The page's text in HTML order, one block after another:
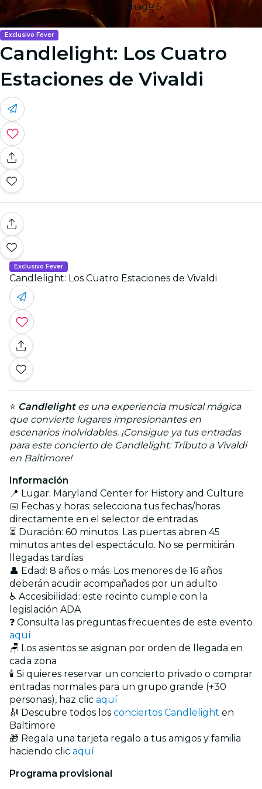
Image 5
Exclusivo Fever
Candlelight: Los Cuatro
Estaciones de Vivaldi
Exclusivo Fever
Candlelight: Los Cuatro Estaciones de Vivaldi
⭐ Candlelightes una experiencia musical mágica
que convierte lugares impresionantes en
escenarios inolvidables. ¡Consigue ya tus entradas
para este concierto de Candlelight: Tributo a Vivaldi
en Baltimore!
Información
📍 Lugar: Maryland Center for History and Culture
📅 Fechas y horas: selecciona tus fechas/horas
directamente en el selector de entradas
⏳ Duración: 60 minutos. Las puertas abren 45
minutos antes del espectáculo. No se permitirán
llegadas tardías
👤 Edad: 8 años o más. Los menores de 16 años
deberán acudir acompañados por un adulto
♿ Accesibilidad: este recinto cumple con la
legislación ADA
❓ Consulta las preguntas frecuentes de este evento
aquí
🪑 Los asientos se asignan por orden de llegada en
cada zona
🕯️ Si quieres reservar un concierto privado o comprar
entradas normales para un grupo grande (+30
personas), haz clic aquí
🎻 Descubre todos los conciertos Candlelight en
Baltimore
🎁 Regala una tarjeta regalo a tus amigos y familia
haciendo clic aquí
Programa provisional